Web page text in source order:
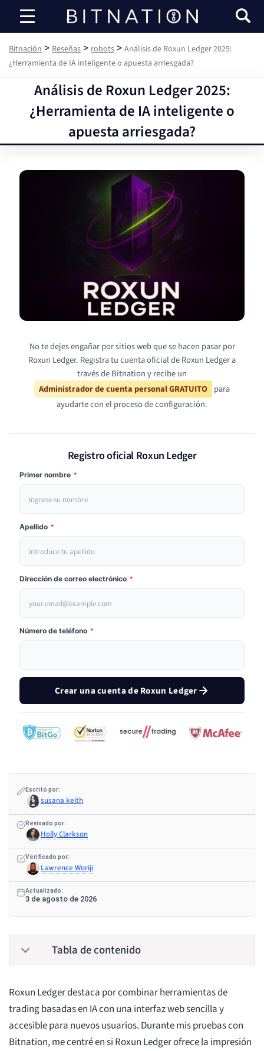
Bitnación
Bitnación > Reseñas > robots > Análisis de Roxun Ledger 2025:
¿Herramienta de IA inteligente o apuesta arriesgada?
Análisis de Roxun Ledger 2025:
¿Herramienta de IA inteligente o
apuesta arriesgada?
No te dejes engañar por sitios web que se hacen pasar por
Roxun Ledger. Registra tu cuenta oficial de Roxun Ledger a
través de Bitnation y recibe un
Administrador de cuenta personal GRATUITO para
ayudarte con el proceso de configuración.
Registro oficial Roxun Ledger
Primer nombre *
Apellido *
Dirección de correo electrónico *
Número de teléfono *
Crear una cuenta de Roxun Ledger
Escrito por:
susana keith
Revisado por:
Holly Clarkson
Verificado por:
Lawrence Woriji
Actualizado:
3 de agosto de 2026
Tabla de contenido
Roxun Ledger destaca por combinar herramientas de
trading basadas en IA con una interfaz web sencilla y
accesible para nuevos usuarios. Durante mis pruebas con
Bitnation, me centré en si Roxun Ledger ofrece la impresión